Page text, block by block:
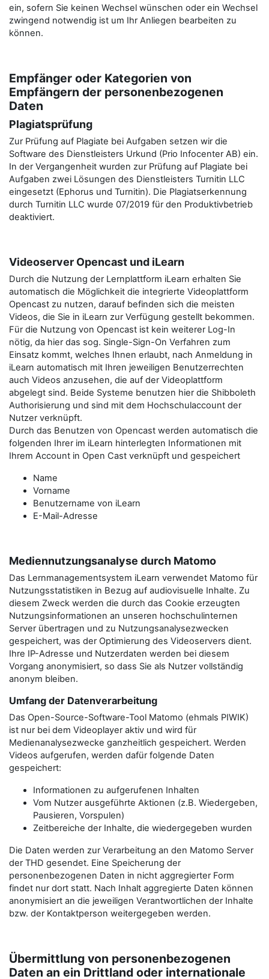
ein, sofern Sie keinen Wechsel wünschen oder ein Wechsel
zwingend notwendig ist um Ihr Anliegen bearbeiten zu
können.
Empfänger oder Kategorien von
Empfängern der personenbezogenen
Daten
Plagiatsprüfung
Zur Prüfung auf Plagiate bei Aufgaben setzen wir die
Software des Dienstleisters Urkund (Prio Infocenter AB) ein.
In der Vergangenheit wurden zur Prüfung auf Plagiate bei
Aufgaben zwei Lösungen des Dienstleisters Turnitin LLC
eingesetzt (Ephorus und Turnitin). Die Plagiatserkennung
durch Turnitin LLC wurde 07/2019 für den Produktivbetrieb
deaktiviert.
Videoserver Opencast und iLearn
Durch die Nutzung der Lernplattform iLearn erhalten Sie
automatisch die Möglichkeit die integrierte Videoplattform
Opencast zu nutzen, darauf befinden sich die meisten
Videos, die Sie in iLearn zur Verfügung gestellt bekommen.
Für die Nutzung von Opencast ist kein weiterer Log-In
nötig, da hier das sog. Single-Sign-On Verfahren zum
Einsatz kommt, welches Ihnen erlaubt, nach Anmeldung in
iLearn automatisch mit Ihren jeweiligen Benutzerrechten
auch Videos anzusehen, die auf der Videoplattform
abgelegt sind. Beide Systeme benutzen hier die Shibboleth
Authorisierung und sind mit dem Hochschulaccount der
Nutzer verknüpft.
Durch das Benutzen von Opencast werden automatisch die
folgenden Ihrer im iLearn hinterlegten Informationen mit
Ihrem Account in Open Cast verknüpft und gespeichert
Name
Vorname
Benutzername von iLearn
E-Mail-Adresse
Mediennutzungsanalyse durch Matomo
Das Lernmanagementsystem iLearn verwendet Matomo für
Nutzungsstatistiken in Bezug auf audiovisuelle Inhalte. Zu
diesem Zweck werden die durch das Cookie erzeugten
Nutzungsinformationen an unseren hochschulinternen
Server übertragen und zu Nutzungsanalysezwecken
gespeichert, was der Optimierung des Videoservers dient.
Ihre IP-Adresse und Nutzerdaten werden bei diesem
Vorgang anonymisiert, so dass Sie als Nutzer vollständig
anonym bleiben.
Umfang der Datenverarbeitung
Das Open-Source-Software-Tool Matomo (ehmals PIWIK)
ist nur bei dem Videoplayer aktiv und wird für
Medienanalysezwecke ganzheitlich gespeichert. Werden
Videos aufgerufen, werden dafür folgende Daten
gespeichert:
Informationen zu aufgerufenen Inhalten
Vom Nutzer ausgeführte Aktionen (z.B. Wiedergeben,
Pausieren, Vorspulen)
Zeitbereiche der Inhalte, die wiedergegeben wurden
Die Daten werden zur Verarbeitung an den Matomo Server
der THD gesendet. Eine Speicherung der
personenbezogenen Daten in nicht aggregierter Form
findet nur dort statt. Nach Inhalt aggregierte Daten können
anonymisiert an die jeweiligen Verantwortlichen der Inhalte
bzw. der Kontaktperson weitergegeben werden.
Übermittlung von personenbezogenen
Daten an ein Drittland oder internationale